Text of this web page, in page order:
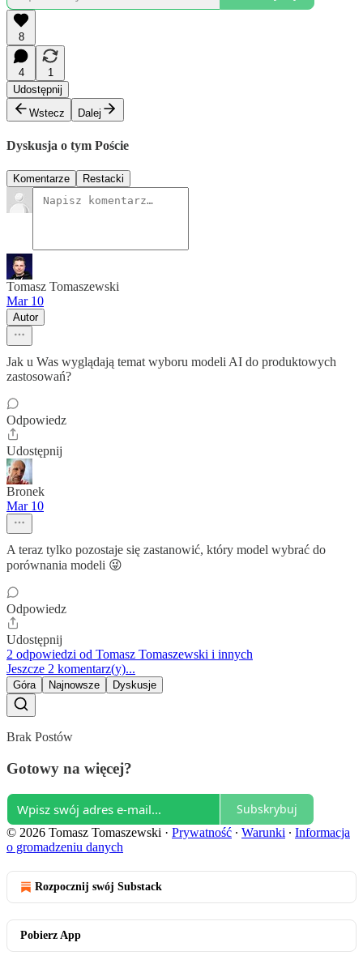
8
4
1
Udostępnij
Wstecz
Dalej
Dyskusja o tym Poście
Komentarze Restacki
Tomasz Tomaszewski
Mar 10
Autor
Jak u Was wyglądają temat wyboru modeli AI do produktowych
zastosowań?
Odpowiedz
Udostępnij
Bronek
Mar 10
A teraz tylko pozostaje się zastanowić, który model wybrać do
porównania modeli 😜
Odpowiedz
Udostępnij
2 odpowiedzi od Tomasz Tomaszewski i innych
Jeszcze 2 komentarz(y)...
Góra Najnowsze Dyskusje
Brak Postów
Gotowy na więcej?
Subskrybuj
© 2026 Tomasz Tomaszewski · Prywatność ∙ Warunki ∙ Informacja
o gromadzeniu danych
Rozpocznij swój Substack
Pobierz App